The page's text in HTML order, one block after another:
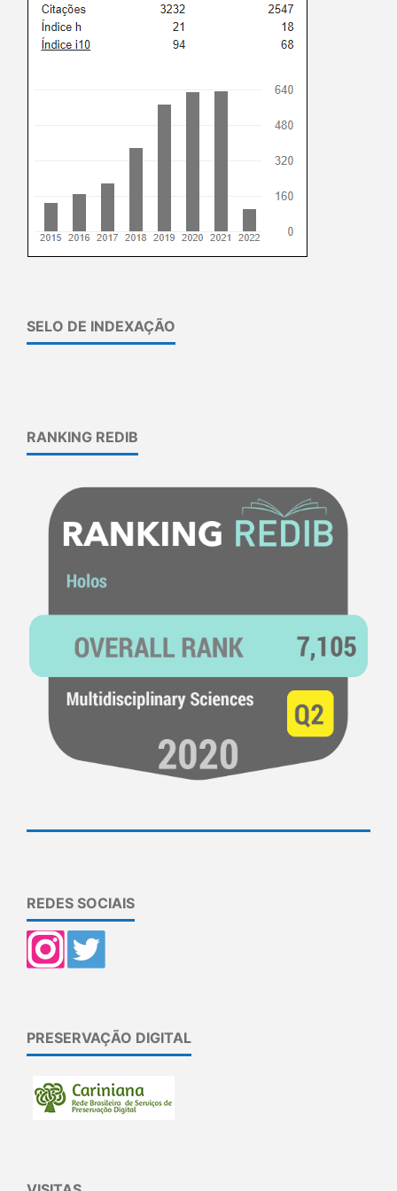
SELO DE INDEXAÇÃO
RANKING REDIB
REDES SOCIAIS
PRESERVAÇÃO DIGITAL